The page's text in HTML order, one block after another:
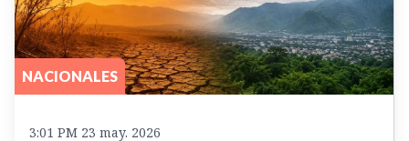
NACIONALES
3:01 PM 23 may. 2026